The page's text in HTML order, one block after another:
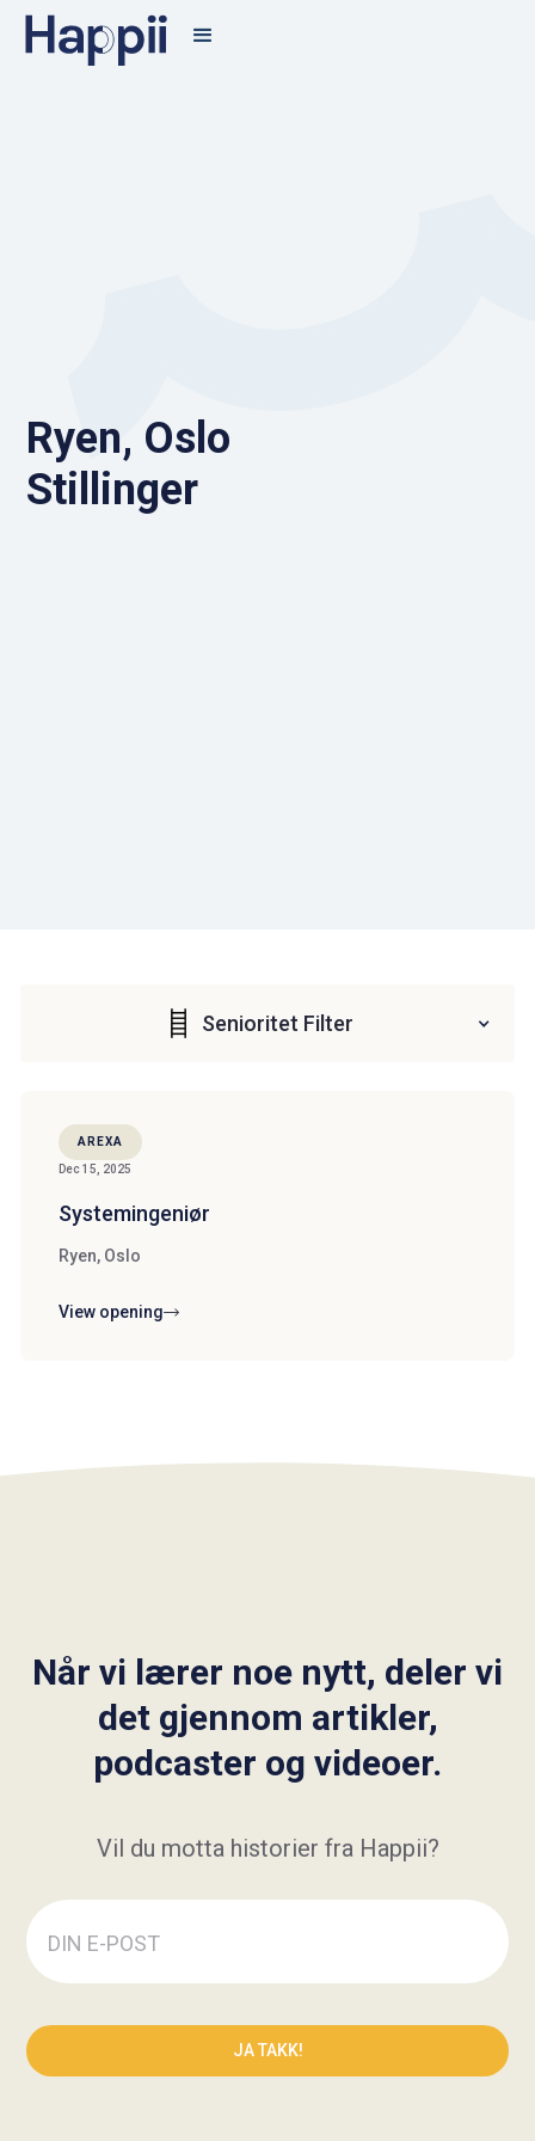
Ryen, Oslo
Stillinger
Senioritet Filter
Dec 15, 2025
Systemingeniør
Ryen, Oslo
View opening
AREXA
Når vi lærer noe nytt, deler vi
det gjennom artikler,
podcaster og videoer.
Vil du motta historier fra Happii?